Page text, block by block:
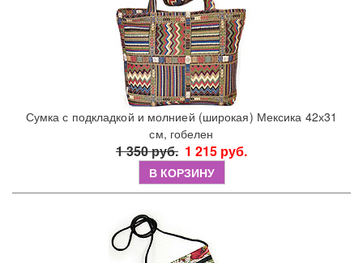
Сумка с подкладкой и молнией (широкая) Мексика 42х31
см, гобелен
1 350 руб. 1 215 руб.
В КОРЗИНУ